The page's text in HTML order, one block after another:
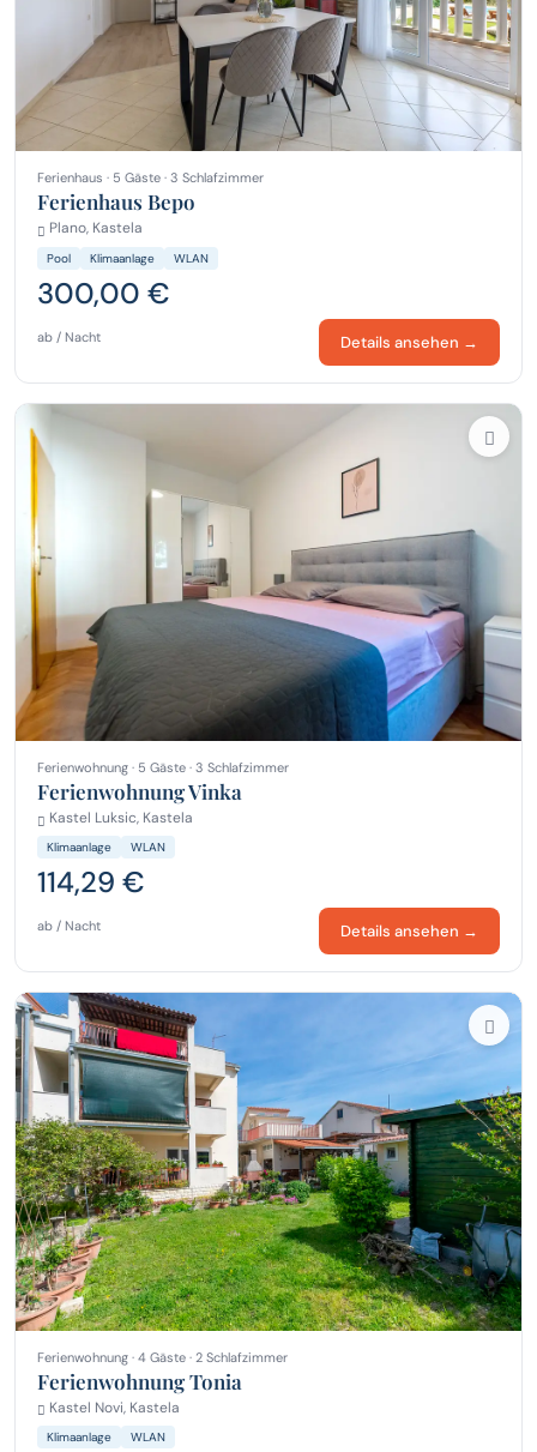
Ferienhaus · 5 Gäste · 3 Schlafzimmer
Ferienhaus Bepo
Plano, Kastela
Pool Klimaanlage WLAN
300,00 €
ab / Nacht Details ansehen →
Ferienwohnung · 5 Gäste · 3 Schlafzimmer
Ferienwohnung Vinka
Kastel Luksic, Kastela
Klimaanlage WLAN
114,29 €
ab / Nacht Details ansehen →
Ferienwohnung · 4 Gäste · 2 Schlafzimmer
Ferienwohnung Tonia
Kastel Novi, Kastela
Klimaanlage WLAN